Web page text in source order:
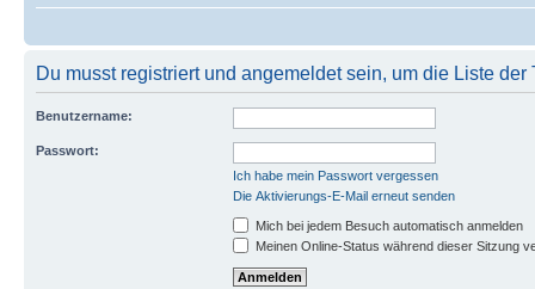
Du musst registriert und angemeldet sein, um die Liste
Benutzername:
Passwort:
Ich habe mein Passwort vergessen
Die Aktivierungs-E-Mail erneut senden
Mich bei jedem Besuch automatisch anmelden
Meinen Online-Status während dieser Sitzung